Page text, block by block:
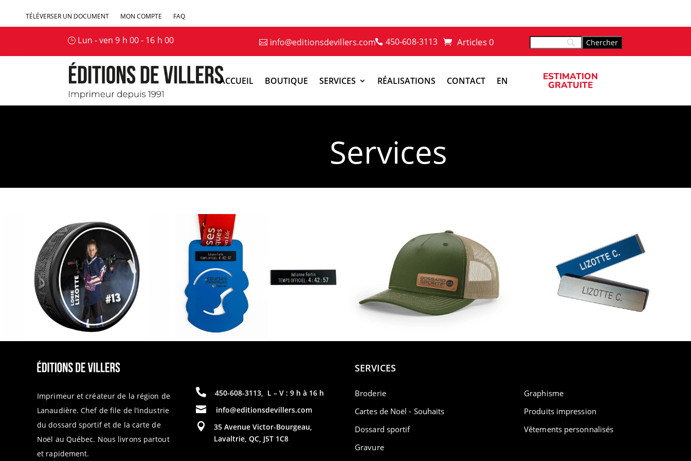
TÉLÉVERSER UN DOCUMENT MON COMPTE FAQ
Lun - ven 9 h 00 - 16 h 00 info@editionsdevillers.com 450-608-3113 Articles 0
ACCUEIL BOUTIQUE SERVICES RÉALISATIONS CONTACT EN ESTIMATION
GRATUITE
Services
Imprimeur et créateur de la région de
Lanaudière. Chef de file de l’industrie
du dossard sportif et de la carte de
Noël au Québec. Nous livrons partout
et rapidement.
 450-608-3113 L – V : 9 h à 16 h
 info@editionsdevillers.com

35 Avenue Victor-Bourgeau,
Lavaltrie, QC, J5T 1C8
SERVICES
Broderie
Cartes de Noël - Souhaits
Dossard sportif
Gravure
Graphisme
Produits impression
Vêtements personnalisés